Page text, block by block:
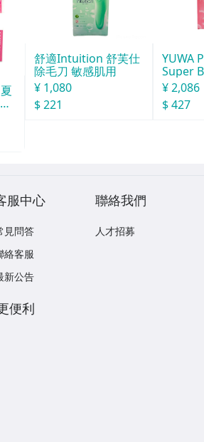
舒適Intuition 舒芙仕
除毛刀 敏感肌用
¥ 1,080
$ 221
YUWA
Super
0粒
¥ 2,086
$ 427
服中心
見問答
絡客服
新公告
聯絡我們
人才招募
便利